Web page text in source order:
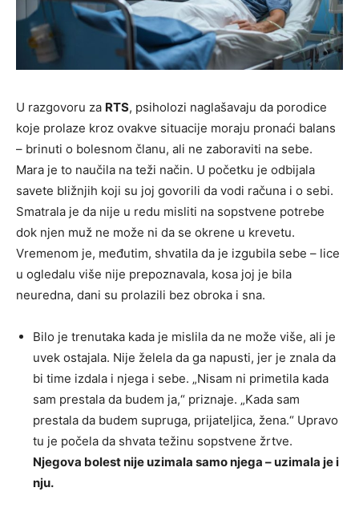
U razgovoru za RTS, psiholozi naglašavaju da porodice
koje prolaze kroz ovakve situacije moraju pronaći balans
– brinuti o bolesnom članu, ali ne zaboraviti na sebe.
Mara je to naučila na teži način. U početku je odbijala
savete bližnjih koji su joj govorili da vodi računa i o sebi.
Smatrala je da nije u redu misliti na sopstvene potrebe
dok njen muž ne može ni da se okrene u krevetu.
Vremenom je, međutim, shvatila da je izgubila sebe – lice
u ogledalu više nije prepoznavala, kosa joj je bila
neuredna, dani su prolazili bez obroka i sna.
Bilo je trenutaka kada je mislila da ne može više, ali je
uvek ostajala. Nije želela da ga napusti, jer je znala da
bi time izdala i njega i sebe. „Nisam ni primetila kada
sam prestala da budem ja,“ priznaje. „Kada sam
prestala da budem supruga, prijateljica, žena.“ Upravo
tu je počela da shvata težinu sopstvene žrtve.
Njegova bolest nije uzimala samo njega – uzimala je i
nju.